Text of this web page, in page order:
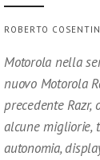
ROBERTO
Motorola nella
nuovo Motorola
precedente Razr,
alcune migliorie,
autonomia,